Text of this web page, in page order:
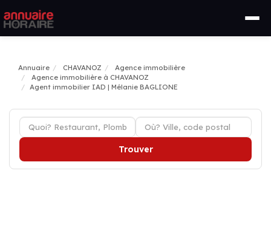
Annuaire CHAVANOZ
Agence immobilière
Agence immobilière à CHAVANOZ
Agent immobilier IAD | Mélanie BAGLIONE
Trouver